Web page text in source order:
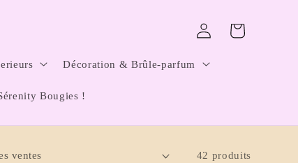
Décoration & Brûle-parfum
Bougies !
Connexion Panier
42 produits